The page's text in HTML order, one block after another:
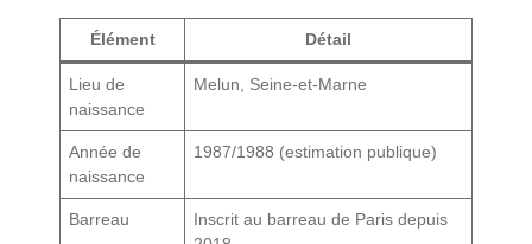
Élément Détail
Lieu de
naissance
Melun, Seine-et-Marne
Année de
naissance
1987/1988 (estimation publique)
Barreau
Inscrit au barreau de Paris depuis